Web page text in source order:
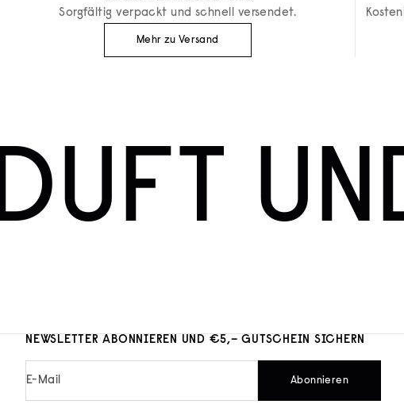
Sorgfältig verpackt und schnell versendet.
Mehr zu Versand
NEWSLETTER ABONNIEREN UND €5,– GUTSCHEIN SICHERN
E-Mail Abonnieren